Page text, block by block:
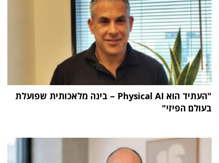
"העתיד הוא Physical AI – בינה מלאכותית שפועלת
בעולם הפיזי"